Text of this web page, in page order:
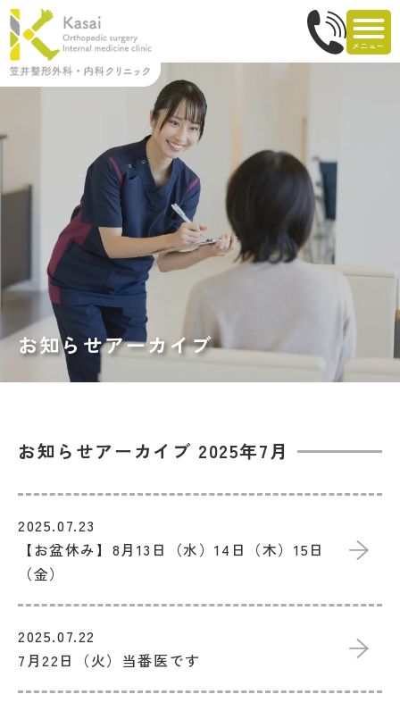
お知らせアーカイブ
お知らせアーカイブ 2025年7月
2025.07.23
【お盆休み】8月13日（水）14日（木）15日
（金）
2025.07.22
7月22日（火）当番医です